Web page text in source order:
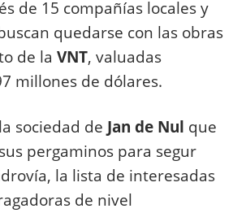
de 15 compañías locales y
quedarse con las obras
de laVNT, valuadas
millones de dólares.
sociedad de Jan de Nul que
pergaminos para segur
la lista de interesadas
de nivel